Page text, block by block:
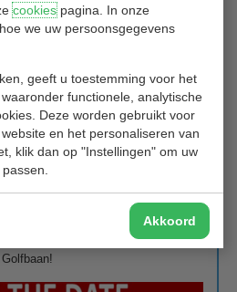
cookiespagina. In onze
we uw persoonsgegevens
geeft u toestemming voor het
functionele, analytische
Deze worden gebruikt voor
en het personaliseren van
klik dan op "Instellingen" om uw
Akkoord
terugkerende teams!
waarschijnlijk direct na de
wedstrijd, zal de
via de website van de
woensdag 18 september
de wedstrijd is altijd snel